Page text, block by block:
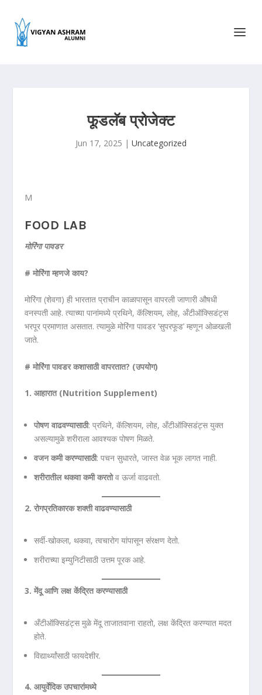
फूडलॅब प्रोजेक्ट
Jun 17, 2025 | Uncategorized
M
FOOD LAB
मोरिंगा पावडर
#मोरिंगा म्हणजे काय?
मोरिंगा (शेवगा) ही भारतात प्राचीन काळापासून वापरली जाणारी औषधी
वनस्पती आहे. त्याच्या पानांमध्ये प्रथिने, कॅल्शियम, लोह, अँटीऑक्सिडंट्स
भरपूर प्रमाणात असतात. त्यामुळे मोरिंगा पावडर ‘सुपरफूड’ म्हणून ओळखली
जाते.
#मोरिंगा पावडर कशासाठी वापरतात? (उपयोग)
1.आहारात (Nutrition Supplement)
पोषण वाढवण्यासाठी: प्रथिने, कॅल्शियम, लोह, अँटीऑक्सिडंट्स युक्त
असल्यामुळे शरीराला आवश्यक पोषण मिळते.
वजन कमी करण्यासाठी: पचन सुधारते, जास्त वेळ भूक लागत नाही.
शरीरातील थकवा कमी करतोव ऊर्जा वाढवतो.
2.रोगप्रतिकारक शक्ती वाढवण्यासाठी
सर्दी-खोकला, थकवा, त्वचारोग यांपासून संरक्षण देतो.
शरीराच्या इम्युनिटीसाठी उत्तम पूरक आहे.
3.मेंदू आणि लक्ष केंद्रित करण्यासाठी
अँटीऑक्सिडंट्स मुळे मेंदू ताजातवाना राहतो, लक्ष केंद्रित करण्यात मदत
होते.
विद्यार्थ्यांसाठी फायदेशीर.
4.आयुर्वेदिक उपचारांमध्ये